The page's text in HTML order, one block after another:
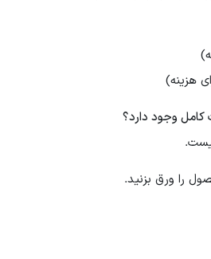
هزینه)
کامل وجود دارد؟
را ورق بزنید.